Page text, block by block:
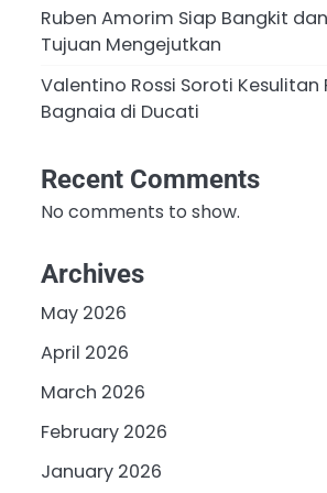
Ruben Amorim Siap Bangkit
Tujuan Mengejutkan
Valentino Rossi Soroti Kesulitan
Bagnaia di Ducati
Recent Comments
No comments to show.
Archives
May 2026
April 2026
March 2026
February 2026
January 2026